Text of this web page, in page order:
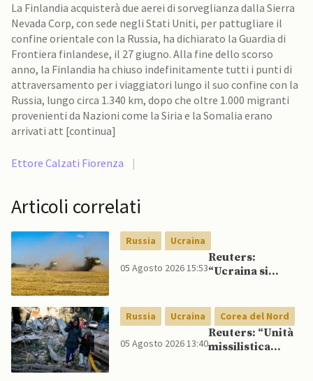
La Finlandia acquisterà due aerei di sorveglianza dalla Sierra
Nevada Corp, con sede negli Stati Uniti, per pattugliare il
confine orientale con la Russia, ha dichiarato la Guardia di
Frontiera finlandese, il 27 giugno. Alla fine dello scorso
anno, la Finlandia ha chiuso indefinitamente tutti i punti di
attraversamento per i viaggiatori lungo il suo confine con la
Russia, lungo circa 1.340 km, dopo che oltre 1.000 migranti
provenienti da Nazioni come la Siria e la Somalia erano
arrivati att [continua]
Ettore Calzati Fiorenza |
Articoli correlati
Russia Ucraina
05 Agosto 2026 15:53
Reuters:
“Ucraina si
esportazione di
cereali”
Russia Ucraina Corea del Nord
05 Agosto 2026 13:40
Reuters: “Unità
missilistica